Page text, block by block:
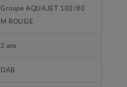
Groupe AQUAJET 102/80
M ROUGE
2 ans
DAB